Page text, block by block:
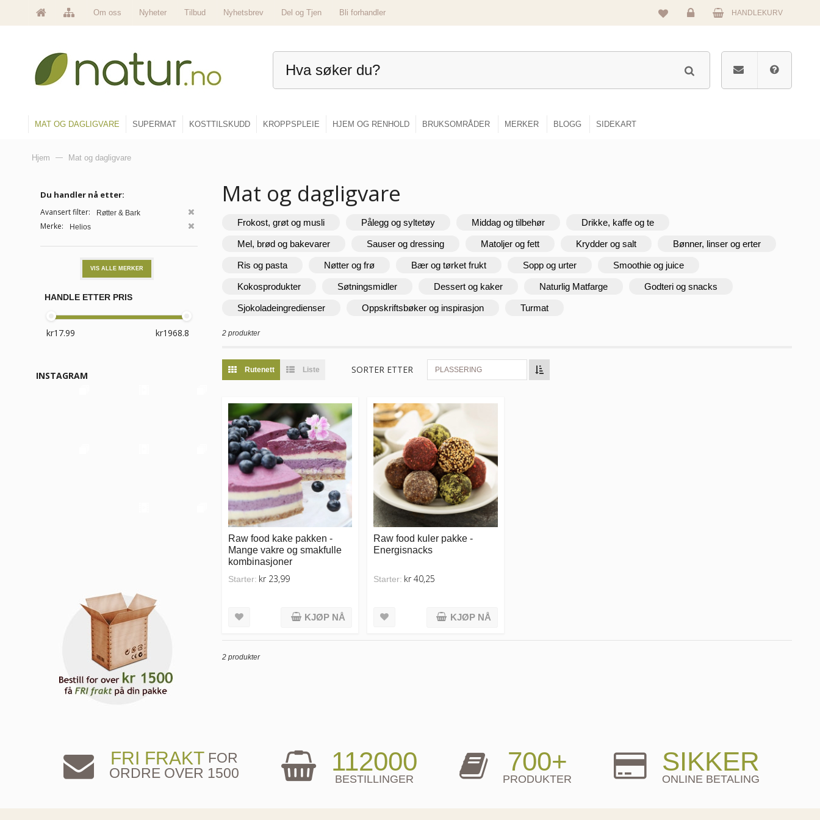
Om oss Nyheter Tilbud Nyhetsbrev Del og Tjen
Bli forhandler
Logg
HANDLEKURV
MAT OG DAGLIGVARE SUPERMAT KOSTTILSKUDD KROPPSPLEIE HJEM OG RENHOLD BRUKSOMRÅDER MERKER BLOGG SIDEKART
Hjem — Mat og dagligvare
Mat og dagligvare
Frokost, grøt og musli Pålegg og syltetøy Middag og tilbehør Drikke, kaffe og te
Mel, brød og bakevarer Sauser og dressing Matoljer og fett Krydder og salt Bønner, linser og erter
Ris og pasta Nøtter og frø Bær og tørket frukt Sopp og urter Smoothie og juice
Kokosprodukter Søtningsmidler Dessert og kaker Naturlig Matfarge Godteri og snacks
Sjokoladeingredienser Oppskriftsbøker og inspirasjon Turmat
2 produkter
Rutenett Liste SORTER ETTER PLASSERING
Raw food kake pakken -
Mange vakre og smakfulle
kombinasjoner
Starter: kr 23,99
KJØP NÅ
Raw food kuler pakke -
Energisnacks
Starter: kr 40,25
KJØP NÅ
2 produkter
Du handler nå etter:
Avansert filter: Røtter & Bark
Merke: Helios
VIS ALLE MERKER
HANDLE ETTER PRIS
INSTAGRAM
FRI FRAKT FOR
ORDRE OVER 1500
112000
BESTILLINGER
700+
PRODUKTER
SIKKER
ONLINE BETALING